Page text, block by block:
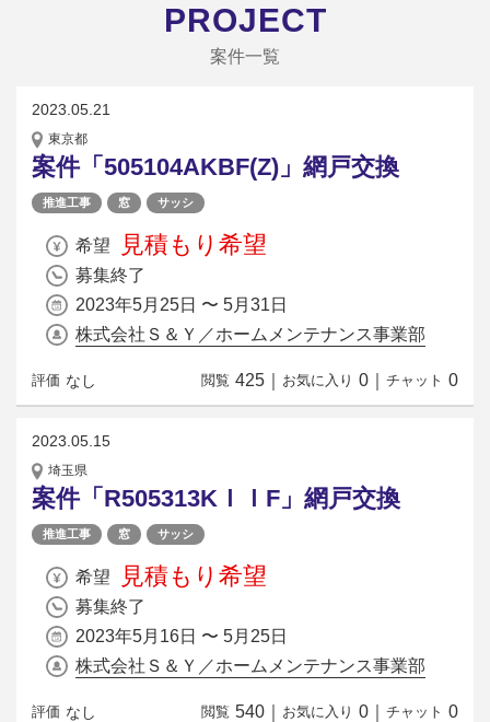
PROJECT
案件一覧
2023.05.21
東京都
案件「505104AKBF(Z)」網戸交換
推進工事 窓 サッシ
希望 見積もり希望
募集終了
2023年5月25日 〜 5月31日
株式会社Ｓ＆Ｙ／ホームメンテナンス事業部
評価 なし 閲覧 425 お気に入り 0 チャット 0
2023.05.15
埼玉県
案件「R505313KＩＩF」網戸交換
推進工事 窓 サッシ
希望 見積もり希望
募集終了
2023年5月16日 〜 5月25日
株式会社Ｓ＆Ｙ／ホームメンテナンス事業部
評価 なし 閲覧 540 お気に入り 0 チャット 0